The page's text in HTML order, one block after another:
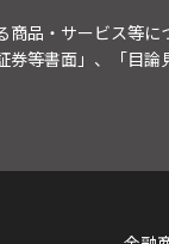
品・サービス等
券等書面」、「目